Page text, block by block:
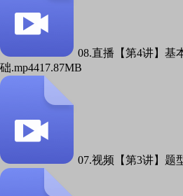
08.直播【第4讲】
础.mp4417.87MB
07.视频【第3讲】题